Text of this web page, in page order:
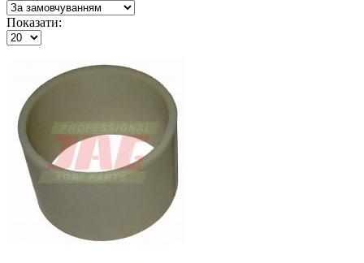
Показати: